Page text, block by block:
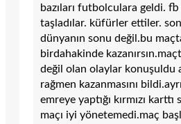
bazıları futbolculara geldi.
taşladılar. küfürler ettiler.
dünyanın sonu değil.bu
birdahakinde
değil olan olaylar konuşuldu
rağmen kazanmasını
emreye yaptığı kırmızı karttı
maçı iyi yönetemedi.maç